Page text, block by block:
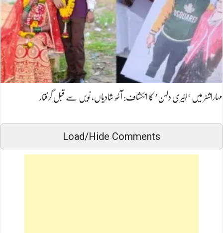
مہاراشٹر میں ‘لُٹیری دلہن’ کا انکشاف: آٹھ شادیاں، نویں سے قبل گرفتار
Load/Hide Comments